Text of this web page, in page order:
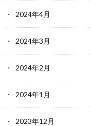
2024年4月
2024年3月
2024年2月
2024年1月
2023年12月